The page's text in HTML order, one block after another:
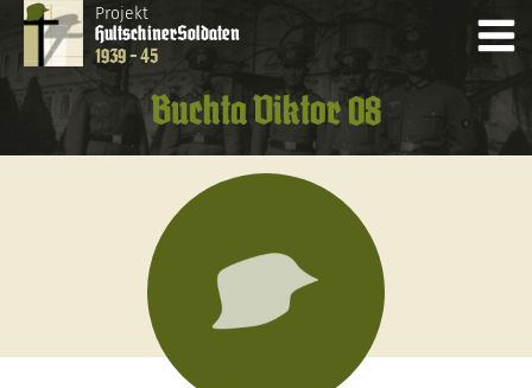
Projekt
HultschinerSoldaten
1939 - 45
Buchta Viktor 08